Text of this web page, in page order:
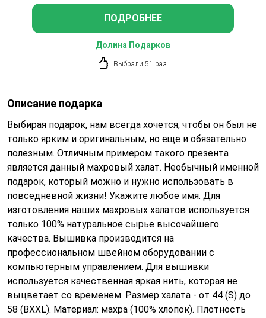
ПОДРОБНЕЕ
Долина Подарков
Выбрали 51 раз
Описание подарка
Выбирая подарок, нам всегда хочется, чтобы он был не
только ярким и оригинальным, но еще и обязательно
полезным. Отличным примером такого презента
является данный махровый халат. Необычный именной
подарок, который можно и нужно использовать в
повседневной жизни! Укажите любое имя. Для
изготовления наших махровых халатов используется
только 100% натуральное сырье высочайшего
качества. Вышивка производится на
профессиональном швейном оборудовании с
компьютерным управлением. Для вышивки
используется качественная яркая нить, которая не
выцветает со временем. Размер халата - от 44 (S) до
58 (BXXL). Материал: махра (100% хлопок). Плотность